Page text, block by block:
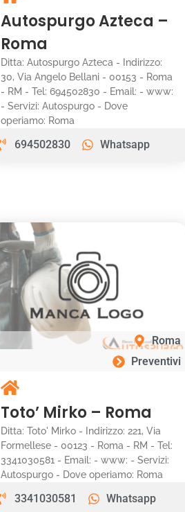
Autospurgo Azteca –
Roma
Ditta: Autospurgo Azteca - Indirizzo:
30, Via Angelo Bellani - 00153 - Roma
- RM - Tel: 694502830 - Email: - www:
- Servizi: Autospurgo - Dove
operiamo: Roma
694502830 Whatsapp
Roma
Preventivi
Toto’ Mirko – Roma
Ditta: Toto' Mirko - Indirizzo: 221, Via
Formellese - 00123 - Roma - RM - Tel:
3341030581 - Email: - www: - Servizi:
Autospurgo - Dove operiamo: Roma
3341030581 Whatsapp